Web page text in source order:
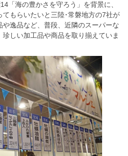
「海の豊かさを守ろう」を背景に、
もらいたいと三陸･常磐地方の7社が
逸品など、普段、近隣のスーパーな
しい加工品や商品を取り揃えていま